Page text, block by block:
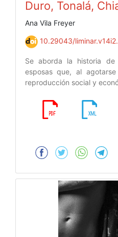
Duro, Tonalá,
Ana Vila Freyer
10.29043/
Se aborda la historia
esposas que, al
reproducción social y